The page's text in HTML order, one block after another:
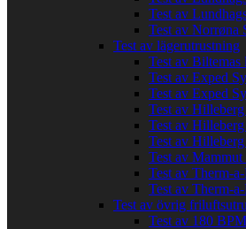
Test av
Test av Norrøna
Test av lägerutrustning
Test av Biltemas
Test av Exped
Test av Exped
Test av
Test av
Test av
Test av
Test av Therm-
Test av Therm-
Test av övrig
Test av 180